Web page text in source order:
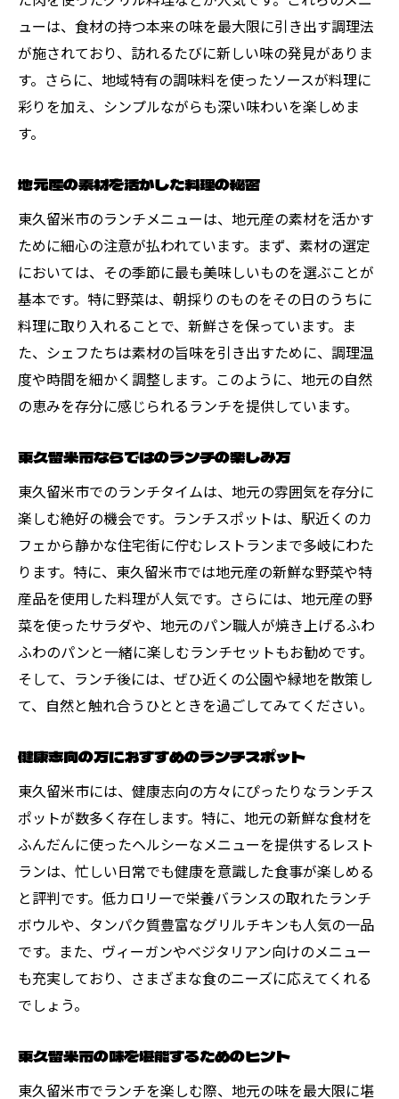
ューは、食材の持つ本来の味を最大限に引き出す調理法
が施されており、訪れるたびに新しい味の発見がありま
す。さらに、地域特有の調味料を使ったソースが料理に
彩りを加え、シンプルながらも深い味わいを楽しめま
す。
地元産の素材を活かした料理の秘密
東久留米市のランチメニューは、地元産の素材を活かす
ために細心の注意が払われています。まず、素材の選定
においては、その季節に最も美味しいものを選ぶことが
基本です。特に野菜は、朝採りのものをその日のうちに
料理に取り入れることで、新鮮さを保っています。ま
た、シェフたちは素材の旨味を引き出すために、調理温
度や時間を細かく調整します。このように、地元の自然
の恵みを存分に感じられるランチを提供しています。
東久留米市ならではのランチの楽しみ方
東久留米市でのランチタイムは、地元の雰囲気を存分に
楽しむ絶好の機会です。ランチスポットは、駅近くのカ
フェから静かな住宅街に佇むレストランまで多岐にわた
ります。特に、東久留米市では地元産の新鮮な野菜や特
産品を使用した料理が人気です。さらには、地元産の野
菜を使ったサラダや、地元のパン職人が焼き上げるふわ
ふわのパンと一緒に楽しむランチセットもお勧めです。
そして、ランチ後には、ぜひ近くの公園や緑地を散策し
て、自然と触れ合うひとときを過ごしてみてください。
健康志向の方におすすめのランチスポット
東久留米市には、健康志向の方々にぴったりなランチス
ポットが数多く存在します。特に、地元の新鮮な食材を
ふんだんに使ったヘルシーなメニューを提供するレスト
ランは、忙しい日常でも健康を意識した食事が楽しめる
と評判です。低カロリーで栄養バランスの取れたランチ
ボウルや、タンパク質豊富なグリルチキンも人気の一品
です。また、ヴィーガンやベジタリアン向けのメニュー
も充実しており、さまざまな食のニーズに応えてくれる
でしょう。
東久留米市の味を堪能するためのヒント
東久留米市でランチを楽しむ際、地元の味を最大限に堪